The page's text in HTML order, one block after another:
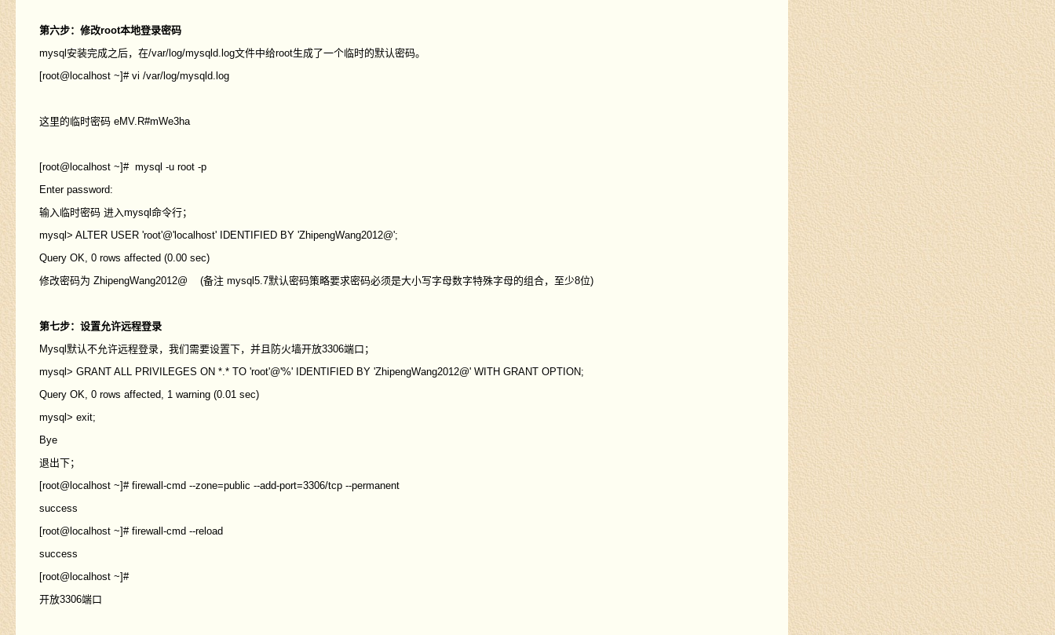
第六步：修改root本地登录密码
mysql安装完成之后，在/var/log/mysqld.log文件中给root生成了一个临时的默认密码。
[root@localhost ~]# vi /var/log/mysqld.log
这里的临时密码 eMV.R#mWe3ha
[root@localhost ~]# mysql -u root -p
Enter password:
输入临时密码 进入mysql命令行；
mysql> ALTER USER 'root'@'localhost' IDENTIFIED BY 'ZhipengWang2012@';
Query OK, 0 rows affected (0.00 sec)
修改密码为 ZhipengWang2012@ (备注 mysql5.7默认密码策略要求密码必须是大小写字母数字特殊字母的组合，至少8位)
第七步：设置允许远程登录
Mysql默认不允许远程登录，我们需要设置下，并且防火墙开放3306端口；
mysql> GRANT ALL PRIVILEGES ON *.* TO 'root'@'%' IDENTIFIED BY 'ZhipengWang2012@' WITH GRANT OPTION;
Query OK, 0 rows affected, 1 warning (0.01 sec)
mysql> exit;
Bye
退出下；
[root@localhost ~]# firewall-cmd --zone=public --add-port=3306/tcp --permanent
success
[root@localhost ~]# firewall-cmd --reload
success
[root@localhost ~]#
开放3306端口